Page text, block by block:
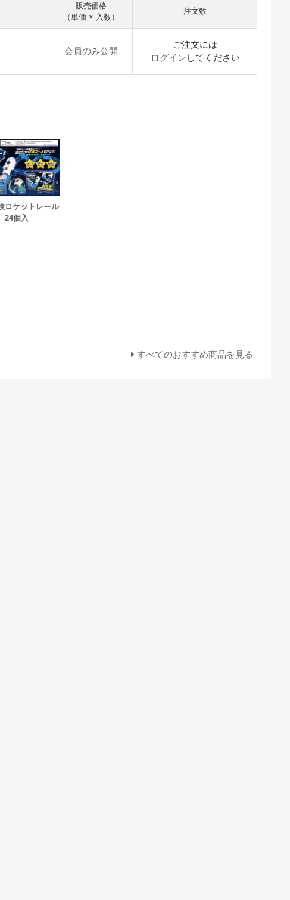
販売価格
（単価 × 入数）
注文数
会員のみ公開
ご注文には
ログイン してください
ロケットレール
個入
すべてのおすすめ商品を見る